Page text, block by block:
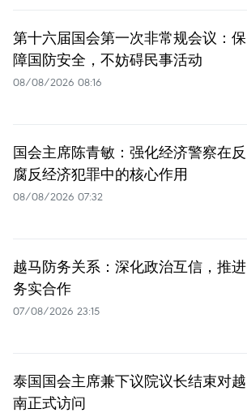
第十六届国会第一次非常规会议：保
障国防安全，不妨碍民事活动
08/08/2026 08:16
国会主席陈青敏：强化经济警察在反
腐反经济犯罪中的核心作用
08/08/2026 07:32
越马防务关系：深化政治互信，推进
务实合作
07/08/2026 23:15
泰国国会主席兼下议院议长结束对越
南正式访问